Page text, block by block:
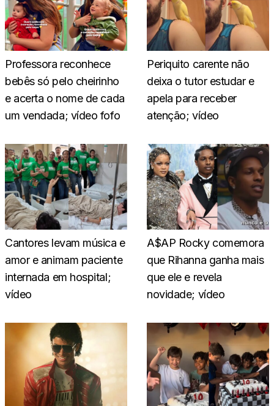
Professora reconhece
bebês só pelo cheirinho
e acerta o nome de cada
um vendada; vídeo fofo
Periquito carente não
deixa o tutor estudar e
apela para receber
atenção; vídeo
Cantores levam música e
amor e animam paciente
internada em hospital;
vídeo
A$AP Rocky comemora
que Rihanna ganha mais
que ele e revela
novidade; vídeo